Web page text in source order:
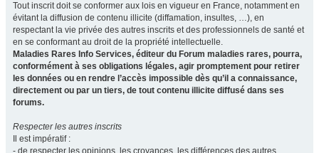
Tout inscrit doit se conformer aux lois en vigueur en France, notamment en
évitant la diffusion de contenu illicite (diffamation, insultes, …), en
respectant la vie privée des autres inscrits et des professionnels de santé et
en se conformant au droit de la propriété intellectuelle.
Maladies Rares Info Services, éditeur du Forum maladies rares, pourra,
conformément à ses obligations légales, agir promptement pour retirer
les données ou en rendre l’accès impossible dès qu’il a connaissance,
directement ou par un tiers, de tout contenu illicite diffusé dans ses
forums.
Respecter les autres inscrits
Il est impératif :
- de respecter les opinions, les croyances, les différences des autres